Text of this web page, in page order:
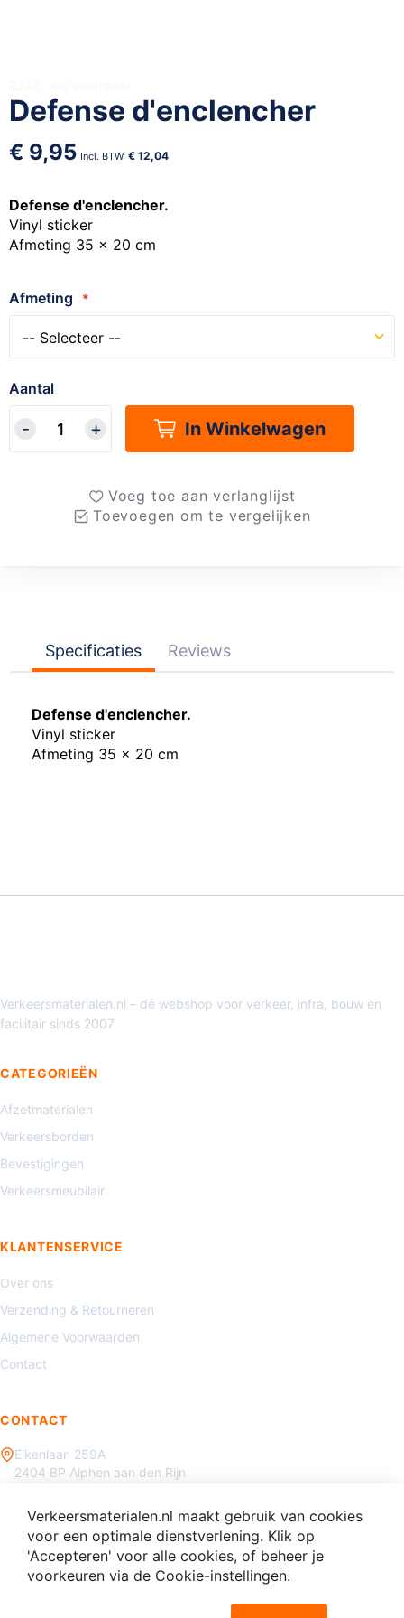
Defense d'enclencher
€ 9,95 € 12,04
Defense d'enclencher.
Vinyl sticker
Afmeting 35 x 20 cm
Afmeting
Aantal
In Winkelwagen
Voeg toe aan verlanglijst
Toevoegen om te vergelijken
naar
het
begin
van
afbeeldingen-
gallerij
Specificaties Reviews
Defense d'enclencher.
Vinyl sticker
Afmeting 35 x 20 cm
Verkeersmaterialen.nl – dé webshop voor verkeer, infra, bouw en
facilitair sinds 2007
CATEGORIEËN
Afzetmaterialen
Verkeersborden
Bevestigingen
Verkeersmeubilair
KLANTENSERVICE
Over ons
Verzending & Retourneren
Algemene Voorwaarden
Contact
CONTACT
Eikenlaan 259A
2404 BP Alphen aan den Rijn
info@verkeersmaterialen.nl
Verkeersmaterialen.nl maakt gebruik van cookies
voor een optimale dienstverlening. Klik op
'Accepteren' voor alle cookies, of beheer je
voorkeuren via de Cookie-instellingen.